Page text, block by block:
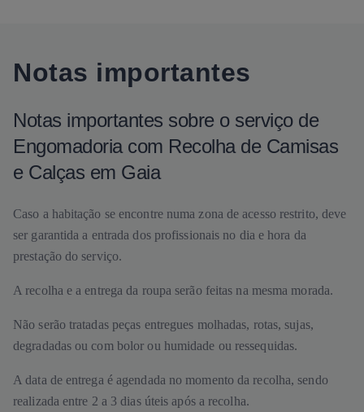
Notas importantes
Notas importantes sobre o serviço de
Engomadoria com Recolha de Camisas
e Calças em Gaia
Caso a habitação se encontre numa zona de acesso restrito, deve
ser garantida a entrada dos profissionais no dia e hora da
prestação do serviço.
A recolha e a entrega da roupa serão feitas na mesma morada.
Não serão tratadas peças entregues molhadas, rotas, sujas,
degradadas ou com bolor ou humidade ou ressequidas.
A data de entrega é agendada no momento da recolha, sendo
realizada entre 2 a 3 dias úteis após a recolha.